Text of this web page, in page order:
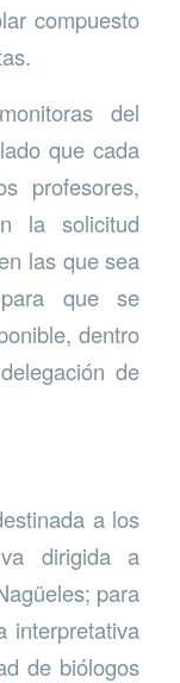
compuesto
del
que cada
profesores,
la solicitud
las que sea
que se
dentro
de
a los
dirigida a
para
interpretativa
de biólogos